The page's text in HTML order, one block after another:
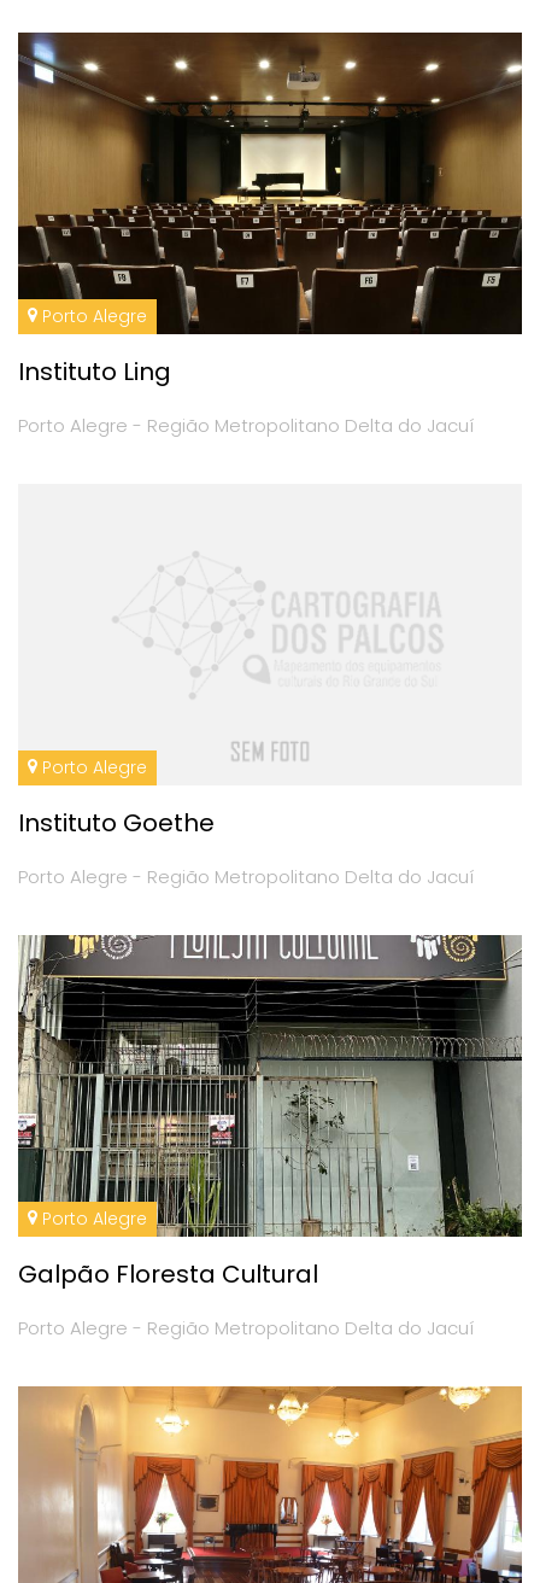
Porto Alegre
Instituto Ling
Porto Alegre - Região Metropolitano Delta do Jacuí
Porto Alegre
Instituto Goethe
Porto Alegre - Região Metropolitano Delta do Jacuí
Porto Alegre
Galpão Floresta Cultural
Porto Alegre - Região Metropolitano Delta do Jacuí